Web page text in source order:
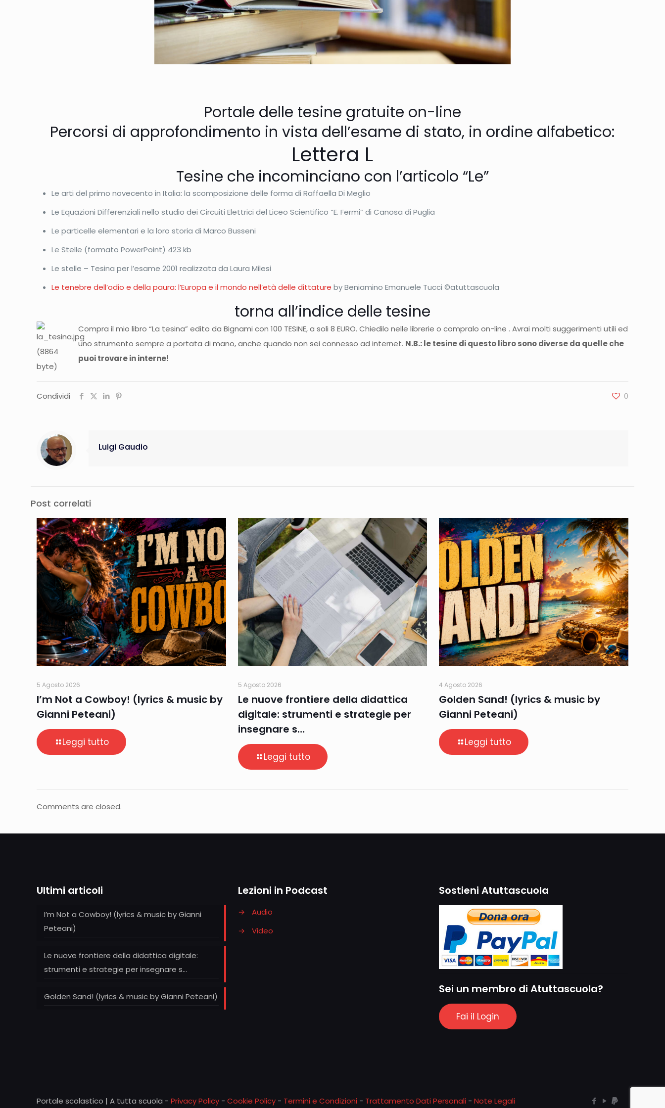
Portale delle tesine gratuite on-line
Percorsi di approfondimento in vista dell’esame di stato, in ordine alfabetico:
Lettera L
Tesine che incominciano con l’articolo “Le”
Le arti del primo novecento in Italia: la scomposizione delle forma di Raffaella Di Meglio
Le Equazioni Differenziali nello studio dei Circuiti Elettrici del Liceo Scientifico “E. Fermi” di Canosa di Puglia
Le particelle elementari e la loro storia di Marco Busseni
Le Stelle (formato PowerPoint) 423 kb
Le stelle – Tesina per l’esame 2001 realizzata da Laura Milesi
Le tenebre dell’odio e della paura: l’Europa e il mondo nell’età delle dittature by Beniamino Emanuele Tucci ©atuttascuola
torna all’indice delle tesine
Compra il mio libro “La tesina” edito da Bignami con 100 TESINE, a soli 8 EURO. Chiedilo nelle librerie o compralo on-line . Avrai molti suggerimenti utili ed
uno strumento sempre a portata di mano, anche quando non sei connesso ad internet. N.B.: le tesine di questo libro sono diverse da quelle che
puoi trovare in interne!
Condividi 0
Luigi Gaudio
Post correlati
5 Agosto 2026
I’m Not a Cowboy! (lyrics & music by
Gianni Peteani)
Leggi tutto
5 Agosto 2026
Le nuove frontiere della didattica
digitale: strumenti e strategie per
insegnare s…
Leggi tutto
4 Agosto 2026
Golden Sand! (lyrics & music by
Gianni Peteani)
Leggi tutto
Comments are closed.
Ultimi articoli
I’m Not a Cowboy! (lyrics & music by Gianni
Peteani)
Le nuove frontiere della didattica digitale:
strumenti e strategie per insegnare s…
Golden Sand! (lyrics & music by Gianni Peteani)
Lezioni in Podcast
→
Audio
→
Video
Sostieni Atuttascuola
Sei un membro di Atuttascuola?
Fai il Login
Portale scolastico | A tutta scuola - Privacy Policy - Cookie Policy - Termini e Condizioni - Trattamento Dati Personali - Note Legali